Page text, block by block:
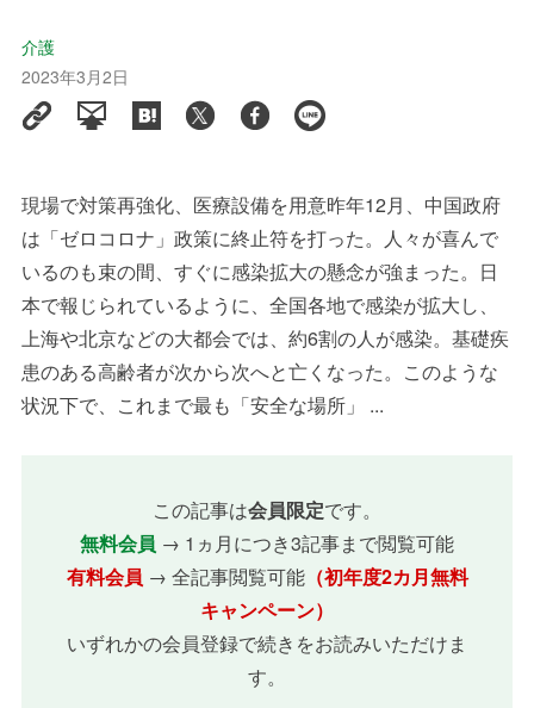
介護
2023年3月2日
現場で対策再強化、医療設備を用意昨年12月、中国政府
は「ゼロコロナ」政策に終止符を打った。人々が喜んで
いるのも束の間、すぐに感染拡大の懸念が強まった。日
本で報じられているように、全国各地で感染が拡大し、
上海や北京などの大都会では、約6割の人が感染。基礎疾
患のある高齢者が次から次へと亡くなった。このような
状況下で、これまで最も「安全な場所」 ...
この記事は会員限定です。
無料会員 → 1ヵ月につき3記事まで閲覧可能
有料会員 → 全記事閲覧可能（初年度2カ月無料
キャンペーン）
いずれかの会員登録で続きをお読みいただけま
す。